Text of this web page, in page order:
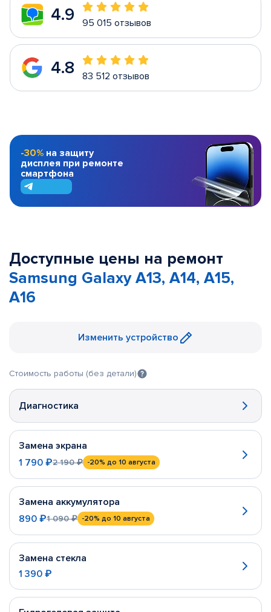
4.9 95 015 отзывов
4.8 83 512 отзывов
-30% на защиту
дисплея при ремонте
смартфона
Доступные цены на ремонт
Samsung Galaxy A13, A14, A15,
A16
Изменить устройство
Стоимость работы (без детали)
Диагностика
Замена экрана
1 790 ₽2 190 ₽ -20% до 10 августа
Замена аккумулятора
890 ₽1 090 ₽ -20% до 10 августа
Замена стекла
1 390 ₽